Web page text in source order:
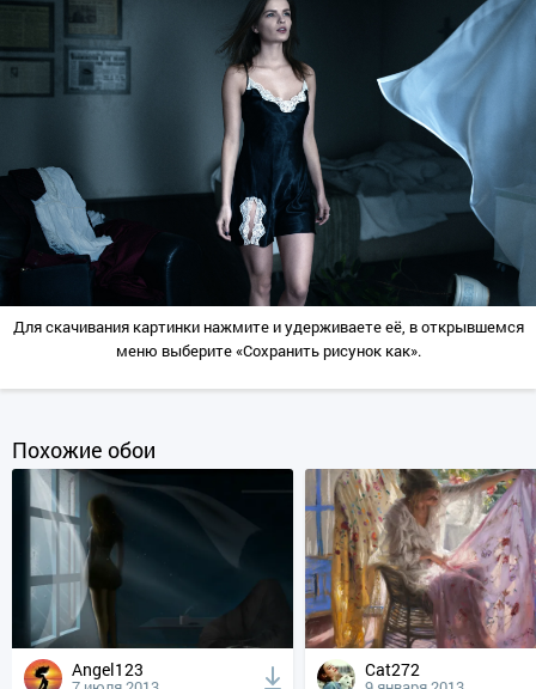
Для скачивания картинки нажмите и удерживаете её, в открывшемся
меню выберите «Сохранить рисунок как».
Похожие обои
Angel123 Cat272